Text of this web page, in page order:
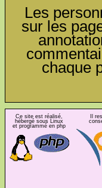
Les
sur les
chaque
Ce site est réalisé,
hébergé sous Linux
et programmé en php
Il